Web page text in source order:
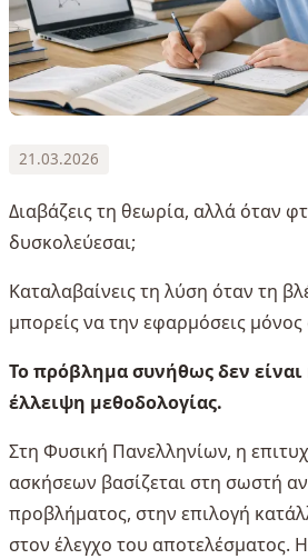
21.03.2026
Διαβάζεις τη θεωρία, αλλά όταν
δυσκολεύεσαι;
Καταλαβαίνεις τη λύση όταν τη
μπορείς να την εφαρμόσεις μόνος
Το πρόβλημα συνήθως δεν
έλλειψη μεθοδολογίας.
Στη Φυσική Πανελληνίων, η
ασκήσεων βασίζεται στη σωστή
προβλήματος, στην επιλογή
στον έλεγχο του αποτελέσματος.